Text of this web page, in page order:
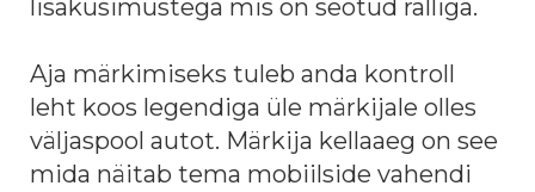
lisaküsimustega mis on seotud ralliga.
Aja märkimiseks tuleb anda kontroll
leht koos legendiga üle märkijale olles
väljaspool autot. Märkija kellaaeg on see
mida näitab tema mobiilside vahendi